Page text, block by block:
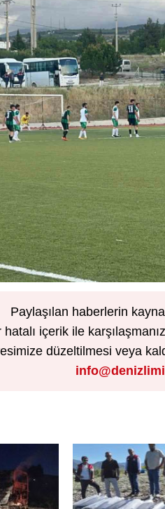
Paylaşılan haberlerin
içerik ile
düzeltilmesi veya